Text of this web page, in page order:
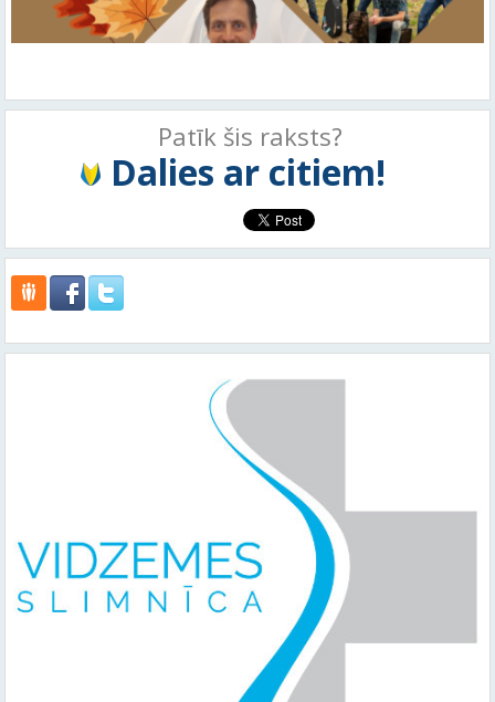
Patīk šis raksts?
Dalies ar citiem!